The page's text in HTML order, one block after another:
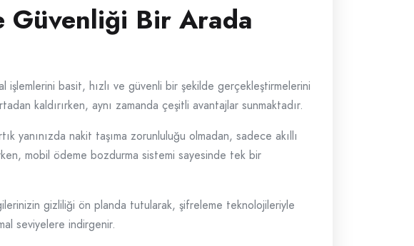
Güvenliği Bir Arada
işlemlerini basit, hızlı ve güvenli bir şekilde gerçekleştirmelerini
kaldırırken, aynı zamanda çeşitli avantajlar sunmaktadır.
yanınızda nakit taşıma zorunluluğu olmadan, sadece akıllı
mobil ödeme bozdurma sistemi sayesinde tek bir
gizliliği ön planda tutularak, şifreleme teknolojileriyle
seviyelere indirgenir.